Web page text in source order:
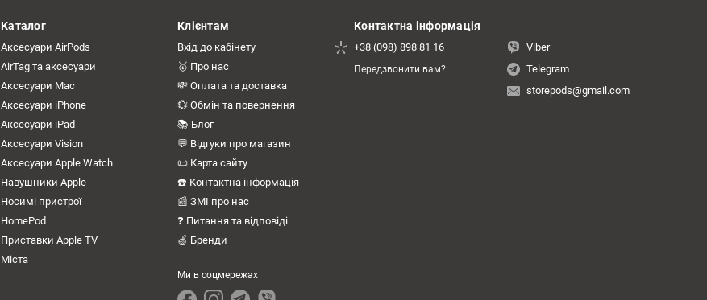
Каталог
Аксесуари AirPods
AirTag та аксесуари
Аксесуари Mac
Аксесуари iPhone
Аксесуари iPad
Аксесуари Vision
Аксесуари Apple Watch
Навушники Apple
Носимі пристрої
HomePod
Приставки Apple TV
Міста
Клієнтам
Вхід до кабінету
🥇 Про нас
💸 Оплата та доставка
💱 Обмін та повернення
📚 Блог
💬 Відгуки про магазин
📜 Карта сайту
☎️ Контактна інформація
📰 ЗМІ про нас
❓ Питання та відповіді
🍏 Бренди
Ми в соцмережах
Контактна інформація
+38 (098) 898 81 16
Передзвонити вам?
Viber
Telegram
storepods@gmail.com